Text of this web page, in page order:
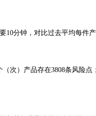
10分钟，对比过去平均每件
（次）产品存在3808条风险点